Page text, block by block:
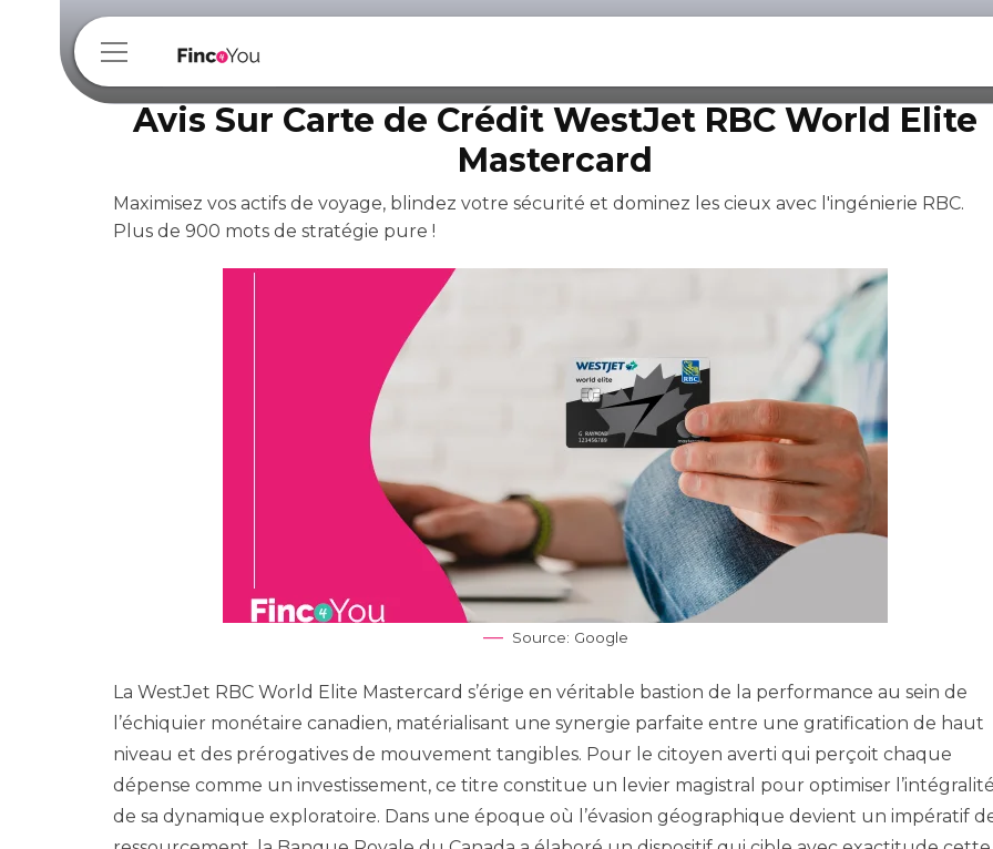
Avis Sur Carte de Crédit WestJet RBC World Elite
Mastercard
Maximisez vos actifs de voyage, blindez votre sécurité et dominez les cieux avec l'ingénierie RBC.
Plus de 900 mots de stratégie pure !
Source: Google
La WestJet RBC World Elite Mastercard s’érige en véritable bastion de la performance au sein de
l’échiquier monétaire canadien, matérialisant une synergie parfaite entre une gratification de haut
niveau et des prérogatives de mouvement tangibles. Pour le citoyen averti qui perçoit chaque
dépense comme un investissement, ce titre constitue un levier magistral pour optimiser
de sa dynamique exploratoire. Dans une époque où l’évasion géographique devient un impératif